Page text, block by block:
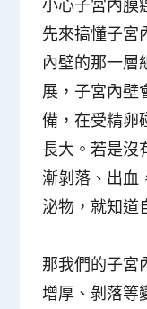
先來搞懂子宮
內壁的那一層
展，子宮內壁
備，在受精卵
長大。若是沒
漸剝落、出血
泌物，就知道
那我們的子宮
增厚、剝落等